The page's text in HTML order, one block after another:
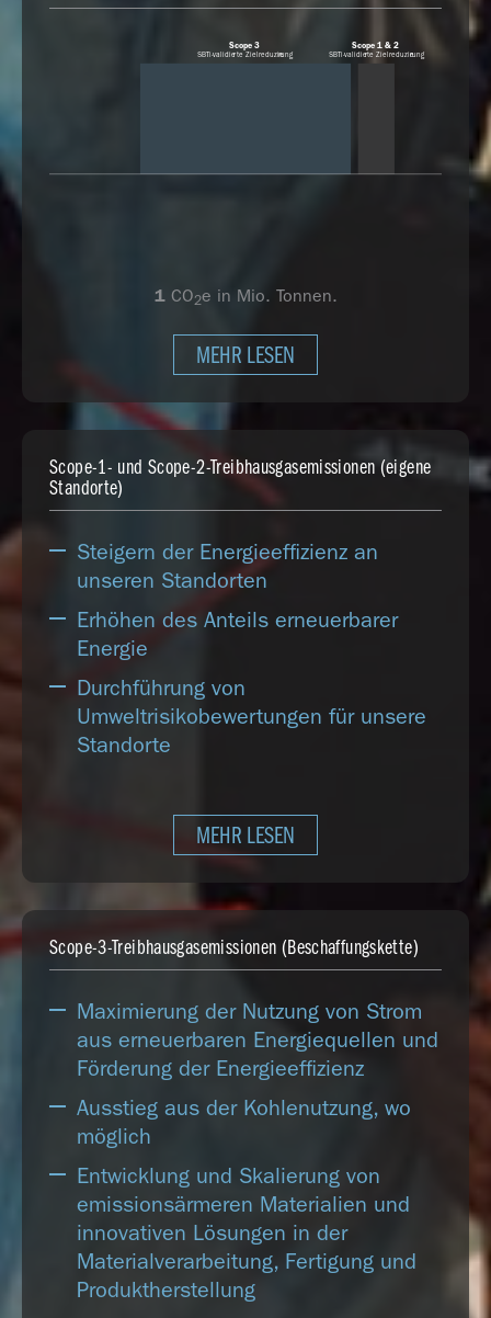
Scope 3
SBTi-validierte Zielreduzie
rung
Scope 1 & 2
SBTi-validierte Zielreduzie
rung
1CO2e in Mio. Tonnen.
MEHR LESEN
Scope-1- und Scope-2-Treibhausgasemissionen (eigene
Standorte)
Steigern der Energieeffizienz an
unseren Standorten
Erhöhen des Anteils erneuerbarer
Energie
Durchführung von
Umweltrisikobewertungen für unsere
Standorte
MEHR LESEN
Scope-3-Treibhausgasemissionen (Beschaffungskette)
Maximierung der Nutzung von Strom
aus erneuerbaren Energiequellen und
Förderung der Energieeffizienz
Ausstieg aus der Kohlenutzung, wo
möglich
Entwicklung und Skalierung von
emissionsärmeren Materialien und
innovativen Lösungen in der
Materialverarbeitung, Fertigung und
Produktherstellung